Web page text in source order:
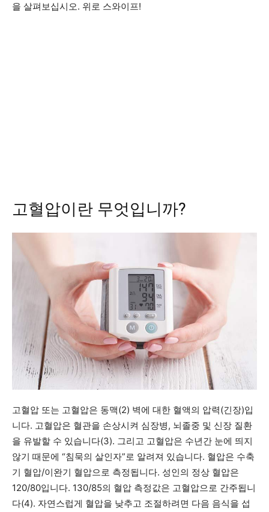
을 살펴보십시오. 위로 스와이프!
고혈압이란 무엇입니까?
고혈압 또는 고혈압은 동맥(2) 벽에 대한 혈액의 압력(긴장)입
니다. 고혈압은 혈관을 손상시켜 심장병, 뇌졸중 및 신장 질환
을 유발할 수 있습니다(3). 그리고 고혈압은 수년간 눈에 띄지
않기 때문에 “침묵의 살인자”로 알려져 있습니다. 혈압은 수축
기 혈압/이완기 혈압으로 측정됩니다. 성인의 정상 혈압은
120/80입니다. 130/85의 혈압 측정값은 고혈압으로 간주됩니
다(4). 자연스럽게 혈압을 낮추고 조절하려면 다음 음식을 섭